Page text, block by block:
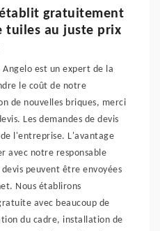
gratuitement
tuiles au juste prix
est un expert de la
le coût de notre
de nouvelles briques, merci
Les demandes de devis
l'entreprise. L'avantage
avec notre responsable
peuvent être envoyées
Nous établirons
avec beaucoup de
du cadre, installation de